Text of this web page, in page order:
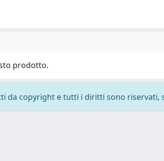
prodotto.
da copyright e tutti i diritti sono riservati,